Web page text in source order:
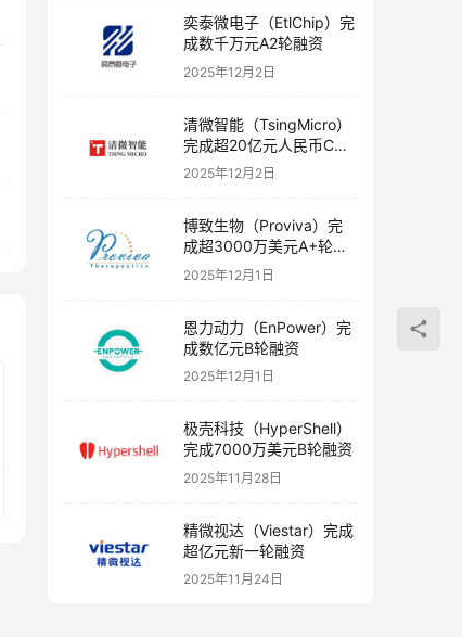
奕泰微电子（EtlChip）完
成数千万元A2轮融资
2025年12月2日
清微智能（TsingMicro）
完成超20亿元人民币C轮
融资
2025年12月2日
博致生物（Proviva）完
成超3000万美元A+轮融
资
2025年12月1日
恩力动力（EnPower）完
成数亿元B轮融资
2025年12月1日
极壳科技（HyperShell）
完成7000万美元B轮融资
2025年11月28日
精微视达（Viestar）完成
超亿元新一轮融资
2025年11月24日